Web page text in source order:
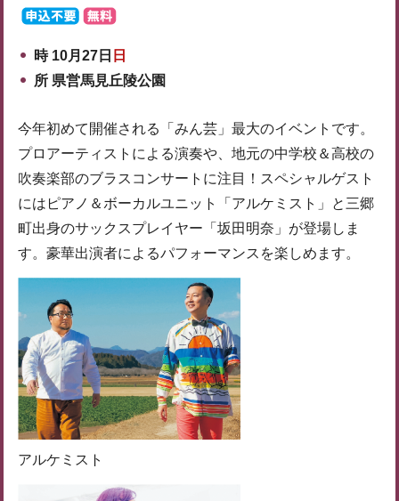
時 10月27日 日
所 県営馬見丘陵公園
今年初めて開催される「みん芸」最大のイベントです。
プロアーティストによる演奏や、地元の中学校＆高校の
吹奏楽部のブラスコンサートに注目！スペシャルゲスト
にはピアノ＆ボーカルユニット「アルケミスト」と三郷
町出身のサックスプレイヤー「坂田明奈」が登場しま
す。豪華出演者によるパフォーマンスを楽しめます。
アルケミスト